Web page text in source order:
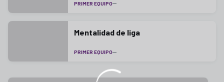
PRIMER EQUIPO
Mentalidad de liga
PRIMER EQUIPO